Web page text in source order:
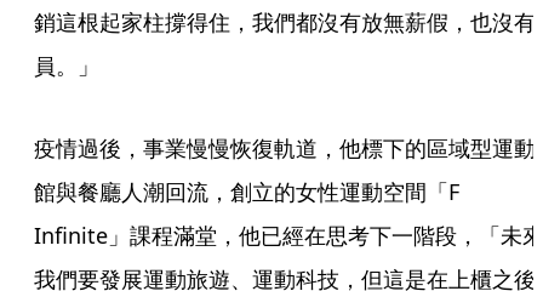
銷這根起家柱撐得住，我們都沒有放無薪假，也沒有
員。」
疫情過後，事業慢慢恢復軌道，他標下的區域型運動
館與餐廳人潮回流，創立的女性運動空間「F
Infinite」課程滿堂，他已經在思考下一階段，「未來
我們要發展運動旅遊、運動科技，但這是在上櫃之後